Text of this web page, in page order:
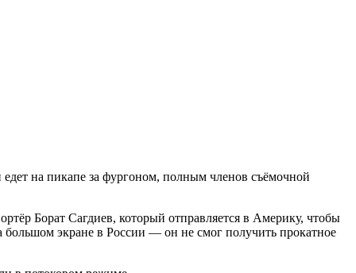
на пикапе за фургоном, полным членов съёмочной
Борат Сагдиев, который отправляется в Америку, чтобы
экране в России — он не смог получить прокатное